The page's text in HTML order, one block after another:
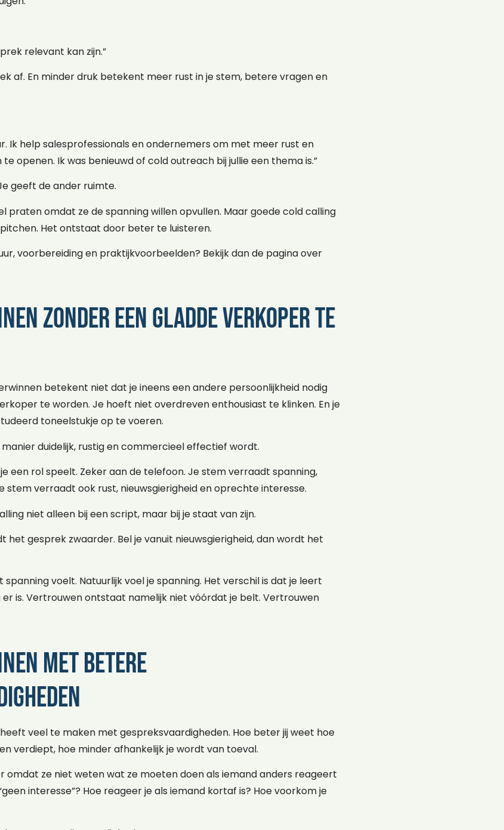
relevant kan zijn.”
af. En minder druk betekent meer rust in je stem, betere vragen en
Ik help salesprofessionals en ondernemers om met meer rust en
openen. Ik was benieuwd of cold outreach bij jullie een thema is.”
geeft de ander ruimte.
praten omdat ze de spanning willen opvullen. Maar goede cold calling
Het ontstaat door beter te luisteren.
voorbereiding en praktijkvoorbeelden? Bekijk dan de pagina over
zonder een gladde verkoper te
betekent niet dat je ineens een andere persoonlijkheid nodig
te worden. Je hoeft niet overdreven enthousiast te klinken. En je
toneelstukje op te voeren.
duidelijk, rustig en commercieel effectief wordt.
een rol speelt. Zeker aan de telefoon. Je stem verraadt spanning,
stem verraadt ook rust, nieuwsgierigheid en oprechte interesse.
niet alleen bij een script, maar bij je staat van zijn.
het gesprek zwaarder. Bel je vanuit nieuwsgierigheid, dan wordt het
voelt. Natuurlijk voel je spanning. Het verschil is dat je leert
is. Vertrouwen ontstaat namelijk niet vóórdat je belt. Vertrouwen
met betere
veel te maken met gespreksvaardigheden. Hoe beter jij weet hoe
verdiept, hoe minder afhankelijk je wordt van toeval.
omdat ze niet weten wat ze moeten doen als iemand anders reageert
interesse”? Hoe reageer je als iemand kortaf is? Hoe voorkom je